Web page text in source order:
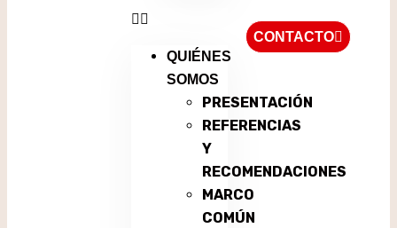
QUIÉNES
SOMOS
PRESENTACIÓN
REFERENCIAS
Y
RECOMENDACIONES
MARCO
COMÚN
CONTACTO